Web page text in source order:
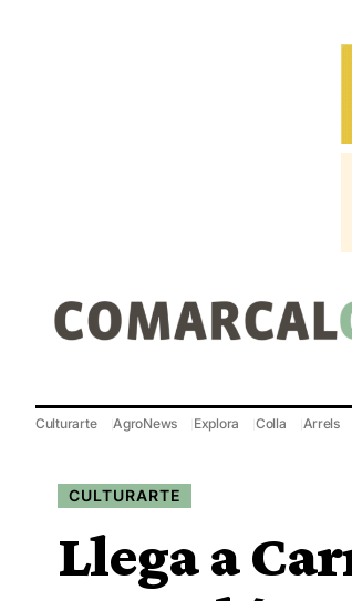
Culturarte AgroNews Explora Colla Arrels
CULTURARTE
Llega a